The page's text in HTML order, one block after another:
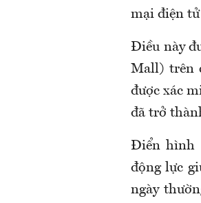
mại điện
Điều này
Mall) trên
được xác
đã trở
Điển hình
động lực
ngày